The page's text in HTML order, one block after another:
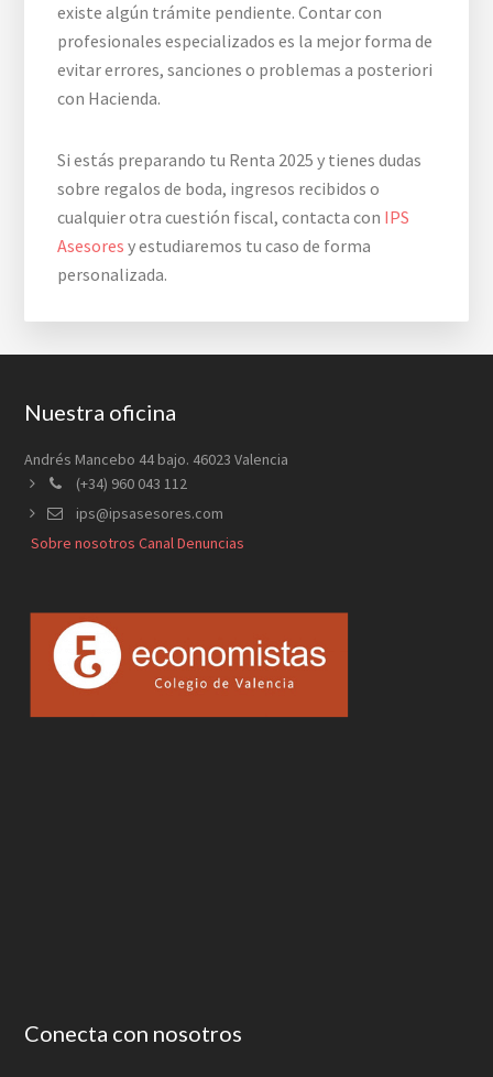
existe algún trámite pendiente. Contar con
profesionales especializados es la mejor forma de
evitar errores, sanciones o problemas a posteriori
con Hacienda.
Si estás preparando tu Renta 2025 y tienes dudas
sobre regalos de boda, ingresos recibidos o
cualquier otra cuestión fiscal, contacta con IPS
Asesores y estudiaremos tu caso de forma
personalizada.
Footer
Nuestra oficina
Andrés Mancebo 44 bajo. 46023 Valencia
(+34) 960 043 112
ips@ipsasesores.com
Sobre nosotros Canal Denuncias
Conecta con nosotros